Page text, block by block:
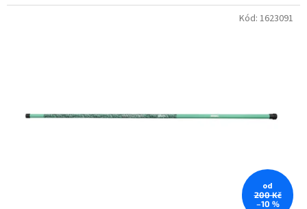
od
200 Kč
–10 %
Kód: 1623091